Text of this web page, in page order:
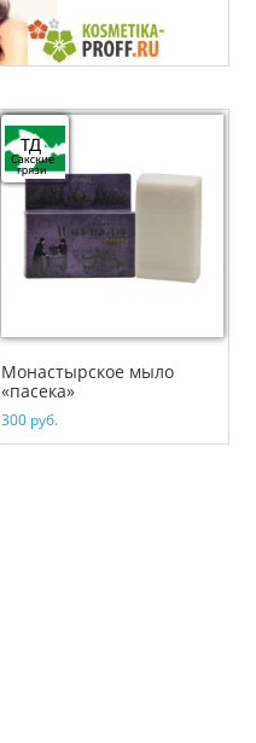
Монастырское мыло
«пасека»
300 руб.